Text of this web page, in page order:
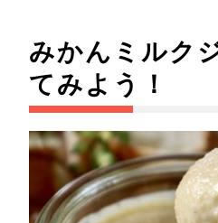
みかんミルク
てみよう！